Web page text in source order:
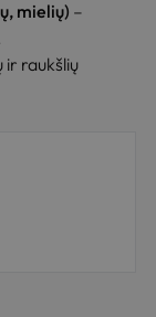
mielių) –
ir raukšlių